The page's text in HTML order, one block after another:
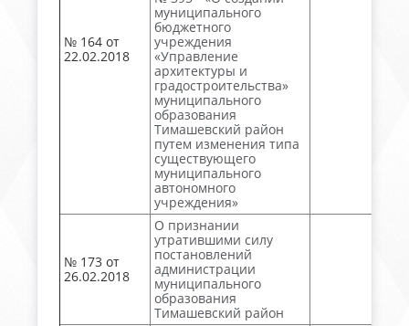
№ 164 от
22.02.2018
муниципального
бюджетного
учреждения
«Управление
архитектуры и
градостроительства»
муниципального
образования
Тимашевский район
путем изменения типа
существующего
муниципального
автономного
учреждения»
№ 173 от
26.02.2018
О признании
утратившими силу
постановлений
администрации
муниципального
образования
Тимашевский район